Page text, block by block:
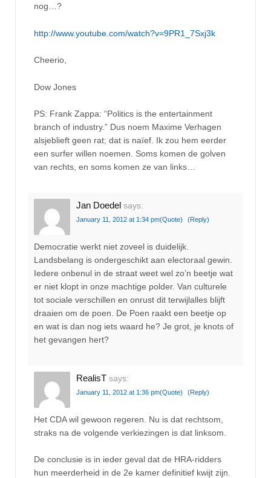
nog…?
http://www.youtube.com/watch?v=9PR1_7Sxj3k
Cheerio,
Dow Jones
PS: Frank Zappa: “Politics is the entertainment
branch of industry.” Dus noem Maxime Verhagen
alsjeblieft geen rat; dat is naïef. Ik zou hem eerder
een surfer willen noemen. Soms komen de golven
van rechts, en soms komen ze van links…
Jan Doedel says:
January 11, 2012 at 1:34 pm(Quote) (Reply)
Democratie werkt niet zoveel is duidelijk.
Landsbelang is ondergeschikt aan electoraal gewin.
Iedere onbenul in de straat weet wel zo’n beetje wat
er niet klopt in onze machtige polder. Van culturele
tot sociale verschillen en onrust dit terwijlalles blijft
draaien om de poen. De Poen raakt een beetje op
en wat is dan nog iets waard he? Je grot, je knots of
het gevangen hert?
RealisT says:
January 11, 2012 at 1:36 pm(Quote) (Reply)
Het CDA wil gewoon regeren. Nu is dat rechtsom,
straks na de volgende verkiezingen is dat linksom.
De conclusie is in ieder geval dat de HRA-ridders
hun meerderheid in de 2e kamer definitief kwijt zijn.